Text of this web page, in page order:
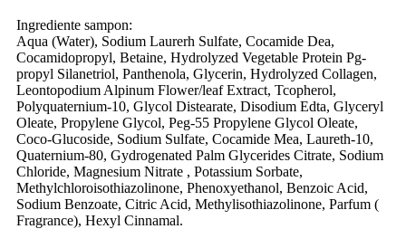
Ingrediente sampon:
Aqua (Water), Sodium Laurerh Sulfate, Cocamide Dea,
Cocamidopropyl, Betaine, Hydrolyzed Vegetable Protein Pg-
propyl Silanetriol, Panthenola, Glycerin, Hydrolyzed Collagen,
Leontopodium Alpinum Flower/leaf Extract, Tcopherol,
Polyquaternium-10, Glycol Distearate, Disodium Edta, Glyceryl
Oleate, Propylene Glycol, Peg-55 Propylene Glycol Oleate,
Coco-Glucoside, Sodium Sulfate, Cocamide Mea, Laureth-10,
Quaternium-80, Gydrogenated Palm Glycerides Citrate, Sodium
Chloride, Magnesium Nitrate , Potassium Sorbate,
Methylchloroisothiazolinone, Phenoxyethanol, Benzoic Acid,
Sodium Benzoate, Citric Acid, Methylisothiazolinone, Parfum (
Fragrance), Hexyl Cinnamal.